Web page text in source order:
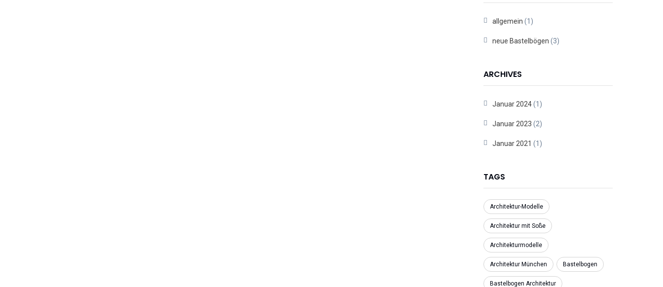
allgemein (1)
neue Bastelbögen (3)
ARCHIVES
Januar 2024(1)
Januar 2023 (2)
Januar 2021 (1)
TAGS
Architektur-Modelle
Architektur mit Soße
Architekturmodelle
Architektur München Bastelbogen
Bastelbogen Architektur